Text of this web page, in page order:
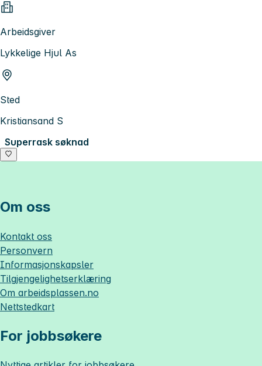
Arbeidsgiver
Lykkelige Hjul As
Sted
Kristiansand S
Superrask søknad
Om oss
Kontakt oss
Personvern
Informasjonskapsler
Tilgjengelighetserklæring
Om arbeidsplassen.no
Nettstedkart
For jobbsøkere